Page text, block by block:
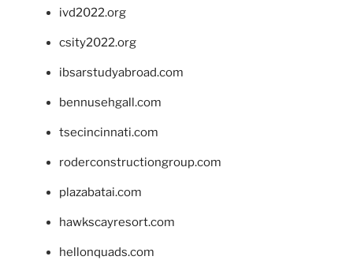
ivd2022.org
csity2022.org
ibsarstudyabroad.com
bennusehgall.com
tsecincinnati.com
roderconstructiongroup.com
plazabatai.com
hawkscayresort.com
hellonquads.com